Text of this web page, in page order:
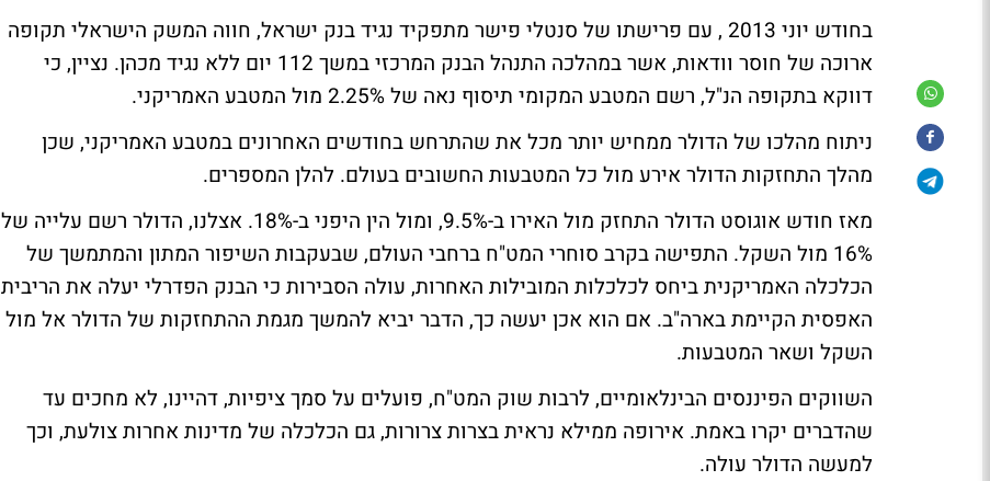
בחודש יוני 2013 , עם פרישתו של סנטלי פישר מתפקיד נגיד בנק ישראל, חווה המשק הישראלי תקופה
ארוכה של חוסר וודאות, אשר במהלכה התנהל הבנק המרכזי במשך 112 יום ללא נגיד מכהן. נציין, כי
דווקא בתקופה הנ"ל, רשם המטבע המקומי תיסוף נאה של 2.25% מול המטבע האמריקני.
ניתוח מהלכו של הדולר ממחיש יותר מכל את שהתרחש בחודשים האחרונים במטבע האמריקני, שכן
מהלך התחזקות הדולר אירע מול כל המטבעות החשובים בעולם. להלן המספרים.
מאז חודש אוגוסט הדולר התחזק מול האירו ב-9.5%, ומול הין היפני ב-18%. אצלנו, הדולר רשם עלייה של
16% מול השקל. התפישה בקרב סוחרי המט"ח ברחבי העולם, שבעקבות השיפור המתון והמתמשך של
הכלכלה האמריקנית ביחס לכלכלות המובילות האחרות, עולה הסבירות כי הבנק הפדרלי יעלה את הריבית
האפסית הקיימת בארה"ב. אם הוא אכן יעשה כך, הדבר יביא להמשך מגמת ההתחזקות של הדולר אל מול
השקל ושאר המטבעות.
השווקים הפיננסים הבינלאומיים, לרבות שוק המט"ח, פועלים על סמך ציפיות, דהיינו, לא מחכים עד
שהדברים יקרו באמת. אירופה ממילא נראית בצרות צרורות, גם הכלכלה של מדינות אחרות צולעת, וכך
למעשה הדולר עולה.